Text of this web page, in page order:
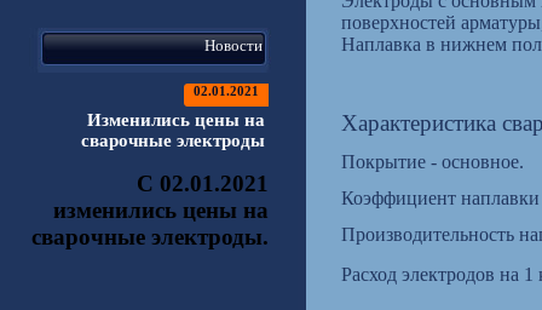
Новости
02.01.2021
Изменились цены на
сварочные электроды
С 02.01.2021
изменились цены на
сварочные электроды.
поверхностей
Наплавка в нижнем
Характеристика
Покрытие - основное.
Коэффициент
Производительность
Расход электродов на